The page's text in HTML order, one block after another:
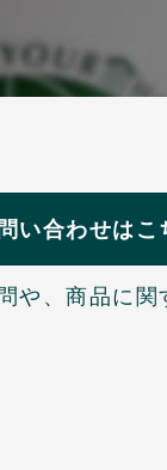
い合わせはこ
や、商品に関